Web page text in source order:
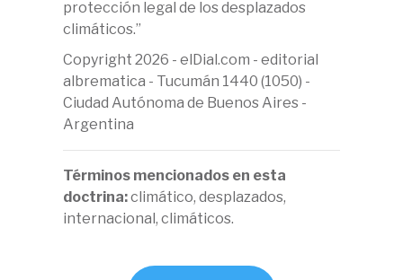
protección legal de los desplazados
climáticos.”
Copyright 2026 - elDial.com - editorial
albrematica - Tucumán 1440 (1050) -
Ciudad Autónoma de Buenos Aires -
Argentina
Términos mencionados en esta
doctrina:climático, desplazados,
internacional, climáticos.